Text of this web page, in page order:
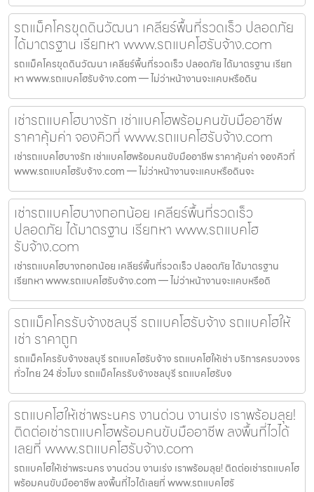
รถแม็คโครขุดดินวัฒนา เคลียร์พื้นที่รวดเร็ว ปลอดภัย
ได้มาตรฐาน เรียกหา www.รถแบคโฮรับจ้าง.com
รถแม็คโครขุดดินวัฒนา เคลียร์พื้นที่รวดเร็ว ปลอดภัย ได้มาตรฐาน เรียก
หา www.รถแบคโฮรับจ้าง.com — ไม่ว่าหน้างานจะแคบหรือดิน
เช่ารถแบคโฮบางรัก เช่าแบคโฮพร้อมคนขับมืออาชีพ
ราคาคุ้มค่า จองคิวที่ www.รถแบคโฮรับจ้าง.com
เช่ารถแบคโฮบางรัก เช่าแบคโฮพร้อมคนขับมืออาชีพ ราคาคุ้มค่า จองคิวที่
www.รถแบคโฮรับจ้าง.com — ไม่ว่าหน้างานจะแคบหรือดินจะ
เช่ารถแบคโฮบางกอกน้อย เคลียร์พื้นที่รวดเร็ว
ปลอดภัย ได้มาตรฐาน เรียกหา www.รถแบคโฮ
รับจ้าง.com
เช่ารถแบคโฮบางกอกน้อย เคลียร์พื้นที่รวดเร็ว ปลอดภัย ได้มาตรฐาน
เรียกหา www.รถแบคโฮรับจ้าง.com — ไม่ว่าหน้างานจะแคบหรือดิ
รถแม็คโครรับจ้างชลบุรี รถแบคโฮรับจ้าง รถแบคโฮให้
เช่า ราคาถูก
รถแม็คโครรับจ้างชลบุรี รถแบคโฮรับจ้าง รถแบคโฮให้เช่า บริการครบวงจร
ทั่วไทย 24 ชั่วโมง รถแม็คโครรับจ้างชลบุรี รถแบคโฮรับจ
รถแบคโฮให้เช่าพระนคร งานด่วน งานเร่ง เราพร้อมลุย!
ติดต่อเช่ารถแบคโฮพร้อมคนขับมืออาชีพ ลงพื้นที่ไวได้
เลยที่ www.รถแบคโฮรับจ้าง.com
รถแบคโฮให้เช่าพระนคร งานด่วน งานเร่ง เราพร้อมลุย! ติดต่อเช่ารถแบคโฮ
พร้อมคนขับมืออาชีพ ลงพื้นที่ไวได้เลยที่ www.รถแบคโฮรั